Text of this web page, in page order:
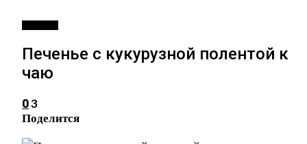
Печенье с кукурузной полентой к
чаю
03
Поделится